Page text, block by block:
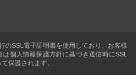
のSSL電子証明書を使用しており、お客様
個人情報保護方針に基づき送信時にSSL
保護されます。